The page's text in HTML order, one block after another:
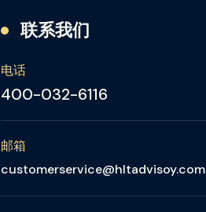
联系我们
电话
400-032-6116
邮箱
customerservice@hltadvisoy.com